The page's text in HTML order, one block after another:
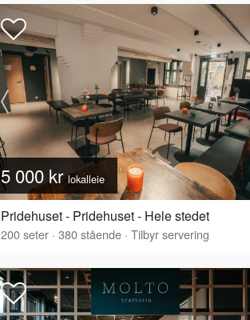
5 000 krlokalleie
Pridehuset - Pridehuset - Hele stedet
200seter · 380stående · Tilbyr servering